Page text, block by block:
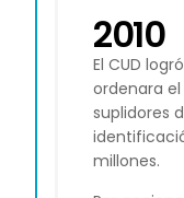
2010
El CUD
ordenara
suplidores
millones.